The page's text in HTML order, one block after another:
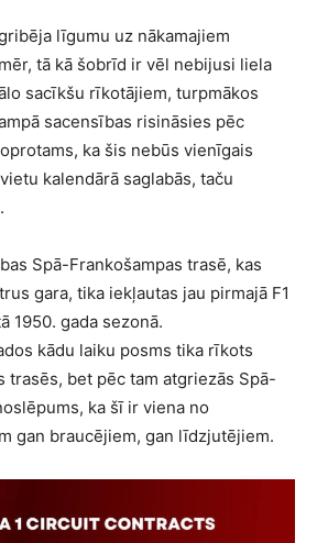
līgumu uz nākamajiem
tā kā šobrīd ir vēl nebijusi liela
sacīkšu rīkotājiem, turpmākos
sacensības risināsies pēc
ka šis nebūs vienīgais
kalendārā saglabās, taču
Spā-Frankošampas trasē, kas
gara, tika iekļautas jau pirmajā F1
1950. gada sezonā.
kādu laiku posms tika rīkots
trasēs, bet pēc tam atgriezās Spā-
ka šī ir viena no
gan braucējiem, gan līdzjutējiem.